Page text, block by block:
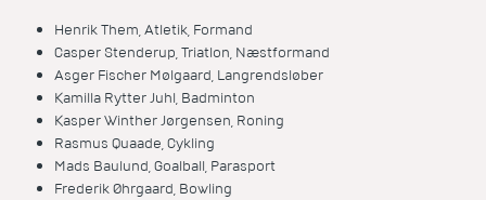
Henrik Them, Atletik, Formand
Casper Stenderup, Triatlon, Næstformand
Asger Fischer Mølgaard, Langrendsløber
Kamilla Rytter Juhl, Badminton
Kasper Winther Jørgensen, Roning
Rasmus Quaade, Cykling
Mads Baulund, Goalball, Parasport
Frederik Øhrgaard, Bowling